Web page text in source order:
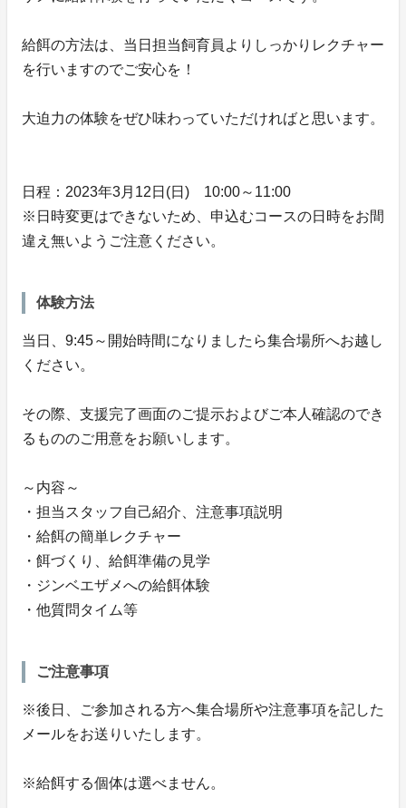
給餌の方法は、当日担当飼育員よりしっかりレクチャー
を行いますのでご安心を！
大迫力の体験をぜひ味わっていただければと思います。
日程：2023年3月12日(日) 10:00～11:00
※日時変更はできないため、申込むコースの日時をお間
違え無いようご注意ください。
体験方法
当日、9:45～開始時間になりましたら集合場所へお越し
ください。
その際、支援完了画面のご提示およびご本人確認のでき
るもののご用意をお願いします。
～内容～
・担当スタッフ自己紹介、注意事項説明
・給餌の簡単レクチャー
・餌づくり、給餌準備の見学
・ジンベエザメへの給餌体験
・他質問タイム等
ご注意事項
※後日、ご参加される方へ集合場所や注意事項を記した
メールをお送りいたします。
※給餌する個体は選べません。